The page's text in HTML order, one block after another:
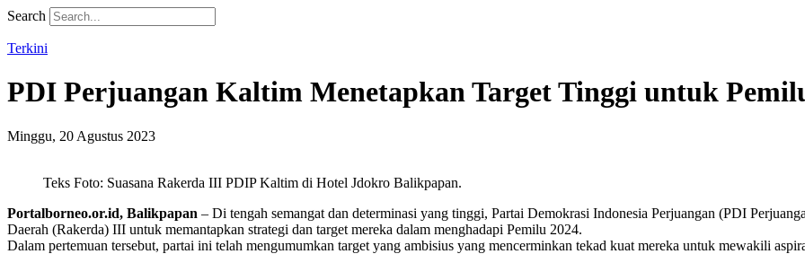
Search
Terkini
PDI Perjuangan Kaltim Menetapkan Target Tinggi untuk
Minggu, 20 Agustus 2023
Teks Foto: Suasana Rakerda III PDIP Kaltim di Hotel Jdokro Balikpapan.
Portalborneo.or.id, Balikpapan – Di tengah semangat dan determinasi yang tinggi, Partai Demokrasi Indonesia Perjuangan (PDI
Daerah (Rakerda) III untuk memantapkan strategi dan target mereka dalam menghadapi Pemilu 2024.
Dalam pertemuan tersebut, partai ini telah mengumumkan target yang ambisius yang mencerminkan tekad kuat mereka untuk mewakili